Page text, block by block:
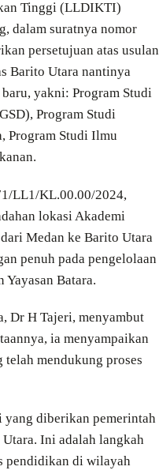
Tinggi (LLDIKTI)
dalam suratnya nomor
persetujuan atas usulan
Barito Utara nantinya
yakni: Program Studi
Program Studi
Program Studi Ilmu
LL1/KL.00.00/2024,
lokasi Akademi
Medan ke Barito Utara
penuh pada pengelolaan
Batara.
Dr H Tajeri, menyambut
ia menyampaikan
telah mendukung proses
yang diberikan pemerintah
Ini adalah langkah
pendidikan di wilayah